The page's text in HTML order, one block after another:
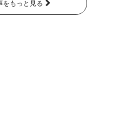
をもっと見る